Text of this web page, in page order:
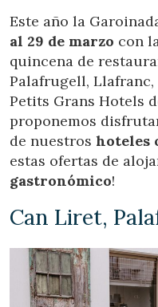
Este año la
al 29 de marzo con
quincena de
Palafrugell,
Petits Grans Hotels
proponemos
de nuestros hoteles
estas ofertas de
gastronómico!
Can Liret,